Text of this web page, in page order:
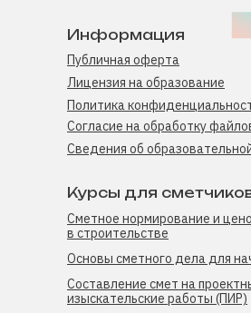
Информация
Лицензия на образование
Публичная оферта
Политика
Согласие на обработку
Сведения об
Курсы для
Сметное нормирование и
в строительстве
Основы сметного дела для
Составление смет на
изыскательские работы (ПИР)